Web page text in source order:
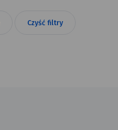
Czyść filtry